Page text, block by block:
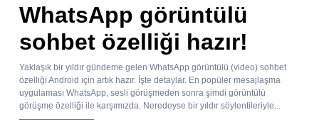
WhatsApp görüntülü
sohbet özelliği hazır!
Yaklaşık bir yıldır gündeme gelen WhatsApp görüntülü (video) sohbet
özelliği Android için artık hazır. İşte detaylar. En popüler mesajlaşma
uygulaması WhatsApp, sesli görüşmeden sonra şimdi görüntülü
görüşme özelliği ile karşımızda. Neredeyse bir yıldır söylentileriyle...